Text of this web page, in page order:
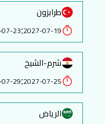
طرابزون
2027-07-19
:
23
شرم-الشيخ
2027-07-25
:
29
الرياض